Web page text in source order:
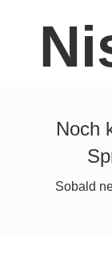
Noch
Sobald